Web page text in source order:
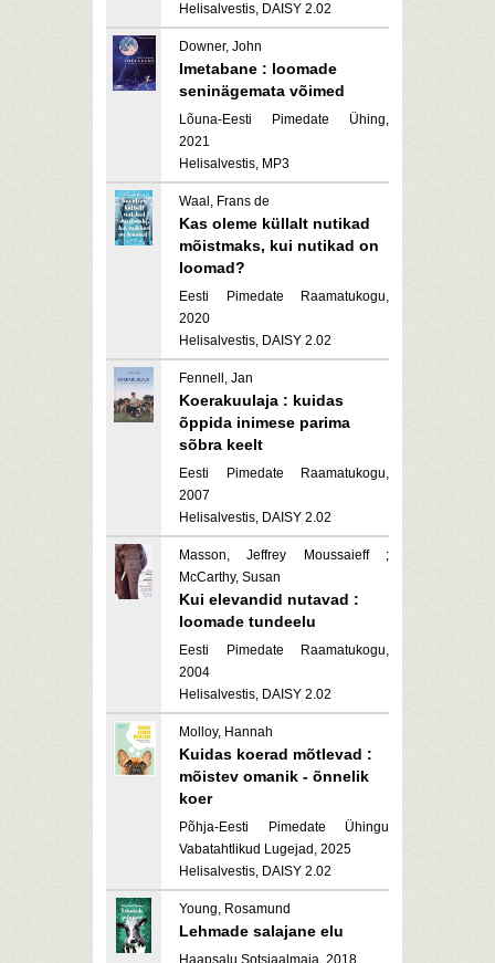
Helisalvestis, DAISY 2.02
Downer, John
Imetabane : loomade
seninägemata võimed
Lõuna-Eesti Pimedate Ühing,
2021
Helisalvestis, MP3
Waal, Frans de
Kas oleme küllalt nutikad
mõistmaks, kui nutikad on
loomad?
Eesti Pimedate Raamatukogu,
2020
Helisalvestis, DAISY 2.02
Fennell, Jan
Koerakuulaja : kuidas
õppida inimese parima
sõbra keelt
Eesti Pimedate Raamatukogu,
2007
Helisalvestis, DAISY 2.02
Masson, Jeffrey Moussaieff ;
McCarthy, Susan
Kui elevandid nutavad :
loomade tundeelu
Eesti Pimedate Raamatukogu,
2004
Helisalvestis, DAISY 2.02
Molloy, Hannah
Kuidas koerad mõtlevad :
mõistev omanik - õnnelik
koer
Põhja-Eesti Pimedate Ühingu
Vabatahtlikud Lugejad, 2025
Helisalvestis, DAISY 2.02
Young, Rosamund
Lehmade salajane elu
Haapsalu Sotsiaalmaja, 2018